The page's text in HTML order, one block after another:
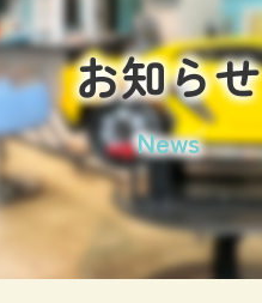
お知らせ
News